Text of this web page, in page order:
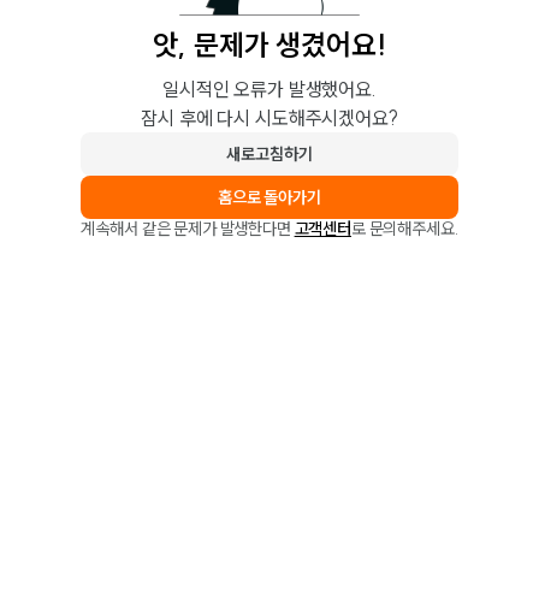
앗, 문제가 생겼어요!
일시적인 오류가 발생했어요.
잠시 후에 다시 시도해주시겠어요?
새로고침하기
홈으로 돌아가기
계속해서 같은 문제가 발생한다면 고객센터로 문의해주세요.